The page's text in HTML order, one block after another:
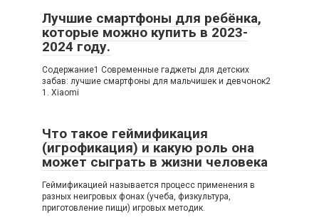
Лучшие смартфоны для ребёнка,
которые можно купить в 2023-
2024 году.
Содержание1 Современные гаджеты для детских
забав: лучшие смартфоны для мальчишек и девчонок2
1. Xiaomi
Что такое геймификация
(игрофикация) и какую роль она
может сыграть в жизни человека
Геймификацией называется процесс применения в
разных неигровых фонах (учеба, физкультура,
приготовление пищи) игровых методик.